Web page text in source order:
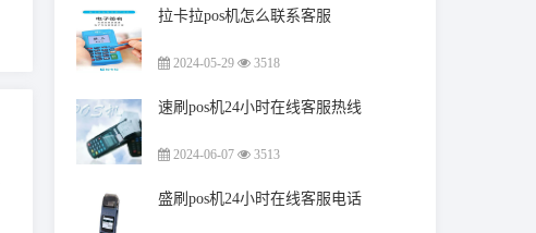
拉卡拉pos机怎么联系客服
2024-05-29 3518
速刷pos机24小时在线客服热线
2024-06-07 3513
盛刷pos机24小时在线客服电话